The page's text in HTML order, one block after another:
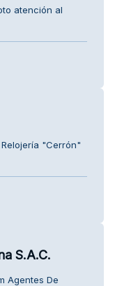
atención al
"Cerrón"
S.A.C.
Agentes De